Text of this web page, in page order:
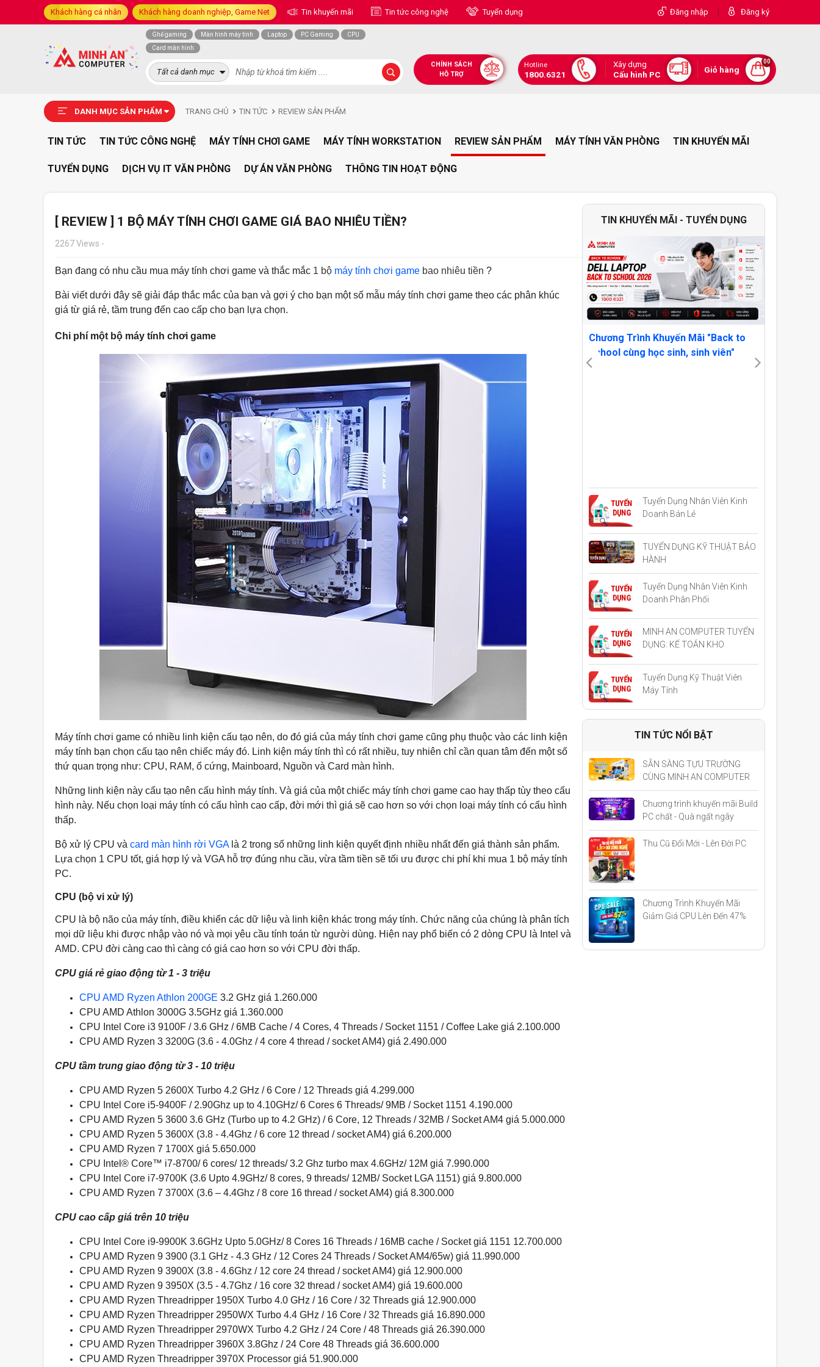
Khách hàng cá nhân Khách hàng doanh nghiệp, Game Net Tin khuyến mãi Tin tức công nghệ Tuyển dụng Đăng nhập | Đăng ký
Ghế gaming Màn hình máy tính Laptop PC Gaming
CPU
Card màn hình
Tất cả danh mục
CHÍNH SÁCH
HỖ TRỢ
Hotline
1800.6321
Xây dựng
Cấu hình PC
Giỏ hàng
00
DANH MỤC SẢN PHẨM TRANG CHỦ TIN TỨC REVIEW SẢN PHẨM
TIN TỨC TIN TỨC CÔNG NGHỆ MÁY TÍNH CHƠI GAME MÁY TÍNH WORKSTATION REVIEW SẢN PHẨM MÁY TÍNH VĂN PHÒNG TIN KHUYẾN MÃI
TUYỂN DỤNG DỊCH VỤ IT VĂN PHÒNG DỰ ÁN VĂN PHÒNG THÔNG TIN HOẠT ĐỘNG
[ REVIEW ] 1 BỘ MÁY TÍNH CHƠI GAME GIÁ BAO NHIÊU TIỀN?
2267 Views -
Bạn đang có nhu cầu mua máy tính chơi game và thắc mắc 1 bộ máy tính chơi game bao nhiêu tiền ?
Bài viết dưới đây sẽ giải đáp thắc mắc của bạn và gợi ý cho bạn một số mẫu máy tính chơi game theo các phân khúc
giá từ giá rẻ, tầm trung đến cao cấp cho bạn lựa chọn.
Chi phí một bộ máy tính chơi game
Máy tính chơi game có nhiều linh kiện cấu tạo nên, do đó giá của máy tính chơi game cũng phụ thuộc vào các linh kiện
máy tính bạn chọn cấu tạo nên chiếc máy đó. Linh kiện máy tính thì có rất nhiều, tuy nhiên chỉ cần quan tâm đến một số
thứ quan trọng như: CPU, RAM, ổ cứng, Mainboard, Nguồn và Card màn hình.
Những linh kiện này cấu tạo nên cấu hình máy tính. Và giá của một chiếc máy tính chơi game cao hay thấp tùy theo cấu
hình này. Nếu chọn loại máy tính có cấu hình cao cấp, đời mới thì giá sẽ cao hơn so với chọn loại máy tính có cấu hình
thấp.
Bộ xử lý CPU và card màn hình rời VGAlà 2 trong số những linh kiện quyết định nhiều nhất đến giá thành sản phẩm.
Lựa chọn 1 CPU tốt, giá hợp lý và VGA hỗ trợ đúng nhu cầu, vừa tầm tiền sẽ tối ưu được chi phí khi mua 1 bộ máy tính
PC.
CPU (bộ vi xử lý)
CPU là bộ não của máy tính, điều khiển các dữ liệu và linh kiện khác trong máy tính. Chức năng của chúng là phân tích
mọi dữ liệu khi được nhập vào nó và mọi yêu cầu tính toán từ người dùng. Hiện nay phổ biến có 2 dòng CPU là Intel và
AMD. CPU đời càng cao thì càng có giá cao hơn so với CPU đời thấp.
CPU giá rẻ giao động từ 1 - 3 triệu
CPU AMD Ryzen Athlon 200GE 3.2 GHz giá 1.260.000
CPU AMD Athlon 3000G 3.5GHz giá 1.360.000
CPU Intel Core i3 9100F / 3.6 GHz / 6MB Cache / 4 Cores, 4 Threads / Socket 1151 / Coffee Lake giá 2.100.000
CPU AMD Ryzen 3 3200G (3.6 - 4.0Ghz / 4 core 4 thread / socket AM4) giá 2.490.000
CPU tầm trung giao động từ 3 - 10 triệu
CPU AMD Ryzen 5 2600X Turbo 4.2 GHz / 6 Core / 12 Threads giá 4.299.000
CPU Intel Core i5-9400F / 2.90Ghz up to 4.10GHz/ 6 Cores 6 Threads/ 9MB / Socket 1151 4.190.000
CPU AMD Ryzen 5 3600 3.6 GHz (Turbo up to 4.2 GHz) / 6 Core, 12 Threads / 32MB / Socket AM4 giá 5.000.000
CPU AMD Ryzen 5 3600X (3.8 - 4.4Ghz / 6 core 12 thread / socket AM4) giá 6.200.000
CPU AMD Ryzen 7 1700X giá 5.650.000
CPU Intel® Core™ i7-8700/ 6 cores/ 12 threads/ 3.2 Ghz turbo max 4.6GHz/ 12M giá 7.990.000
CPU Intel Core i7-9700K (3.6 Upto 4.9GHz/ 8 cores, 9 threads/ 12MB/ Socket LGA 1151) giá 9.800.000
CPU AMD Ryzen 7 3700X (3.6 – 4.4Ghz / 8 core 16 thread / socket AM4) giá 8.300.000
CPU cao cấp giá trên 10 triệu
CPU Intel Core i9-9900K 3.6GHz Upto 5.0GHz/ 8 Cores 16 Threads / 16MB cache / Socket giá 1151 12.700.000
CPU AMD Ryzen 9 3900 (3.1 GHz - 4.3 GHz / 12 Cores 24 Threads / Socket AM4/65w) giá 11.990.000
CPU AMD Ryzen 9 3900X (3.8 - 4.6Ghz / 12 core 24 thread / socket AM4) giá 12.900.000
CPU AMD Ryzen 9 3950X (3.5 - 4.7Ghz / 16 core 32 thread / socket AM4) giá 19.600.000
CPU AMD Ryzen Threadripper 1950X Turbo 4.0 GHz / 16 Core / 32 Threads giá 12.900.000
CPU AMD Ryzen Threadripper 2950WX Turbo 4.4 GHz / 16 Core / 32 Threads giá 16.890.000
CPU AMD Ryzen Threadripper 2970WX Turbo 4.2 GHz / 24 Core / 48 Threads giá 26.390.000
CPU AMD Ryzen Threadripper 3960X 3.8Ghz / 24 Core 48 Threads giá 36.600.000
CPU AMD Ryzen Threadripper 3970X Processor giá 51.900.000
TIN KHUYẾN MÃI - TUYỂN DỤNG
SẴN SÀNG TỰU TRƯỜNG CÙNG MINH
Rực Lửa - Sale Thả Cửa
Chương Trình Khuyến Mãi "Back to
School cùng học sinh, sinh viên"
Tuyển Dụng Nhân Viên Kinh
Doanh Bán Lẻ
TUYỂN DỤNG KỸ THUẬT BẢO
HÀNH
Tuyển Dụng Nhân Viên Kinh
Doanh Phân Phối
MINH AN COMPUTER TUYỂN
DỤNG: KẾ TOÁN KHO
Tuyển Dụng Kỹ Thuật Viên
Máy Tính
TIN TỨC NỔI BẬT
SẴN SÀNG TỰU TRƯỜNG
CÙNG MINH AN COMPUTER
Chương trình khuyến mãi Build
PC chất - Quà ngất ngây
Thu Cũ Đổi Mới - Lên Đời PC
Chương Trình Khuyến Mãi
Giảm Giá CPU Lên Đến 47%